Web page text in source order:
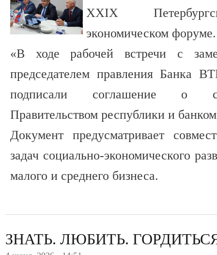
XXIX
экономическом форуме.
«В ходе рабочей встречи с
председателем правления Банка
подписали соглашение о
Правительством республики и
Документ предусматривает
задач социально-экономического
малого и среднего бизнеса.
ЗНАТЬ. ЛЮБИТЬ.